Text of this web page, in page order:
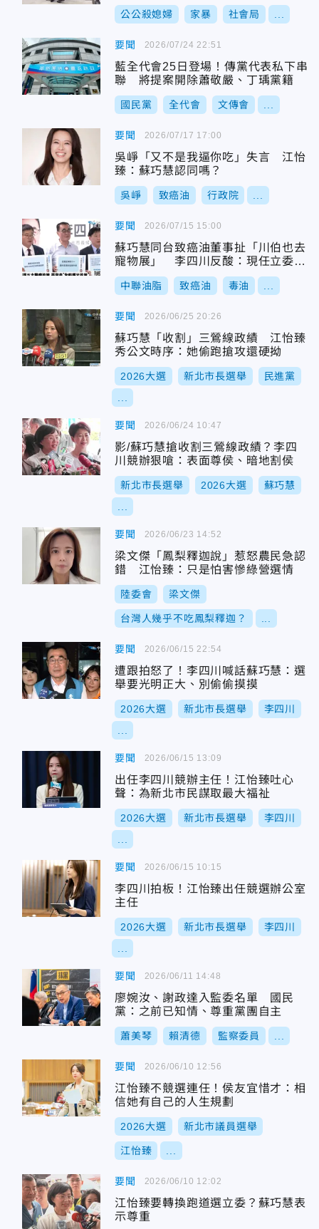
公公殺媳婦 家暴 社會局
要聞
藍全代會25日登場！傳黨代表私下串
聯 將提案開除蕭敬嚴、丁瑀黨籍
國民黨 全代會 文傳會
2026/07/24 22:51
要聞
吳崢「又不是我逼你吃」失言 江怡
臻：蘇巧慧認同嗎？
吳崢 致癌油 行政院
2026/07/17 17:00
要聞
蘇巧慧同台致癌油董事扯「川伯也去
寵物展」 李四川反酸：現任立委怎
不質詢
中聯油脂 致癌油 毒油
2026/07/15 15:00
要聞
蘇巧慧「收割」三鶯線政績 江怡臻
秀公文時序：她偷跑搶攻還硬拗
2026大選 新北市長選舉 民進黨
2026/06/25 20:26
要聞
影/蘇巧慧搶收割三鶯線政績？李四
川競辦狠嗆：表面尊侯、暗地割侯
新北市長選舉 2026大選 蘇巧慧
2026/06/24 10:47
要聞
梁文傑「鳳梨釋迦說」惹怒農民急認
錯 江怡臻：只是怕害慘綠營選情
陸委會 梁文傑
台灣人幾乎不吃鳳梨釋迦？
2026/06/23 14:52
要聞
遭跟拍怒了！李四川喊話蘇巧慧：選
舉要光明正大、別偷偷摸摸
2026大選 新北市長選舉 李四川
2026/06/15 22:54
要聞
出任李四川競辦主任！江怡臻吐心
聲：為新北市民謀取最大福祉
2026大選 新北市長選舉 李四川
2026/06/15 13:09
要聞
李四川拍板！江怡臻出任競選辦公室
主任
2026大選 新北市長選舉 李四川
2026/06/15 10:15
要聞
廖婉汝、謝政達入監委名單 國民
黨：之前已知情、尊重黨團自主
蕭美琴 賴清德 監察委員
2026/06/11 14:48
要聞
江怡臻不競選連任！侯友宜惜才：相
信她有自己的人生規劃
2026大選 新北市議員選舉
江怡臻
2026/06/10 12:56
要聞
江怡臻要轉換跑道選立委？蘇巧慧表
示尊重
2026/06/10 12:02